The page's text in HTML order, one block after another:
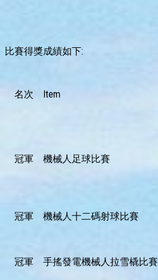
比賽得獎成績如下:
名次 Item
冠軍 機械人足球比賽
冠軍 機械人十二碼射球比賽
冠軍 手搖發電機械人拉雪橇比賽